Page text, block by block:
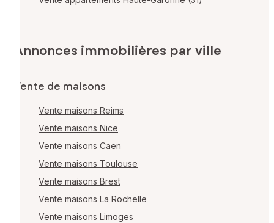
Annonces immobilières par ville
Vente de maisons
Vente maisons Reims
Vente maisons Nice
Vente maisons Caen
Vente maisons Toulouse
Vente maisons Brest
Vente maisons La Rochelle
Vente maisons Limoges